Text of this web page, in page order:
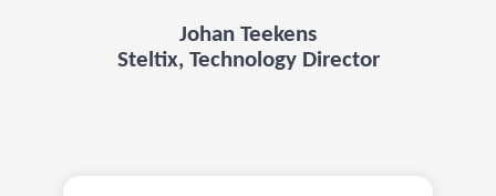
Johan Teekens
Steltix, Technology Director